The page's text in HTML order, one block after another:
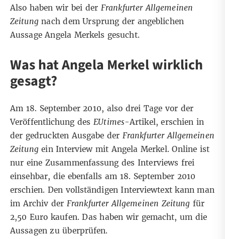
Also haben wir bei derFrankfurter Allgemeinen
Zeitungnach dem Ursprung der angeblichen
Aussage Angela Merkels gesucht.
Was hat Angela Merkel wirklich
gesagt?
Am 18. September 2010, also drei Tage vor der
Veröffentlichung desEUtimes-Artikel, erschien in
der gedruckten Ausgabe der Frankfurter Allgemeinen
Zeitungein Interview mit Angela Merkel. Online ist
nur eine Zusammenfassungdes Interviews frei
einsehbar, die ebenfalls am 18. September 2010
erschien. Den vollständigen Interviewtext kann man
imArchiv derFrankfurter Allgemeinen Zeitung für
2,50 Euro kaufen. Das haben wir gemacht, um die
Aussagen zu überprüfen.